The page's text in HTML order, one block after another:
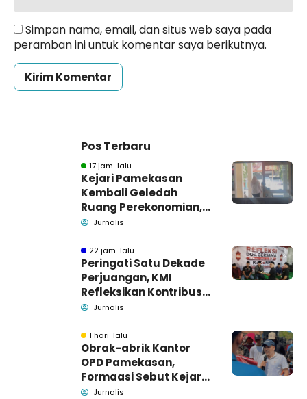
Simpan nama, email, dan situs web saya pada
peramban ini untuk komentar saya berikutnya.
Pos Terbaru
17 jam lalu
Kejari Pamekasan
Kembali Geledah
Ruang Perekonomian,
Pidsus: Tunggu Saja!
Jurnalis
22 jam lalu
Peringati Satu Dekade
Perjuangan, KMI
Refleksikan Kontribusi
untuk Masyarakat
Jurnalis
1 hari lalu
Obrak-abrik Kantor
OPD Pamekasan,
Formaasi Sebut Kejari
Pamekasan
Jurnalis